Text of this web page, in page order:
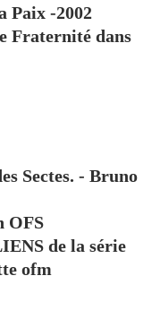
Paix -2002
Fraternité dans
Sectes. - Bruno
OFS
de la série
ofm